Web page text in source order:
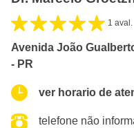
1 aval.
Avenida João
- PR
ver horario de
telefone não